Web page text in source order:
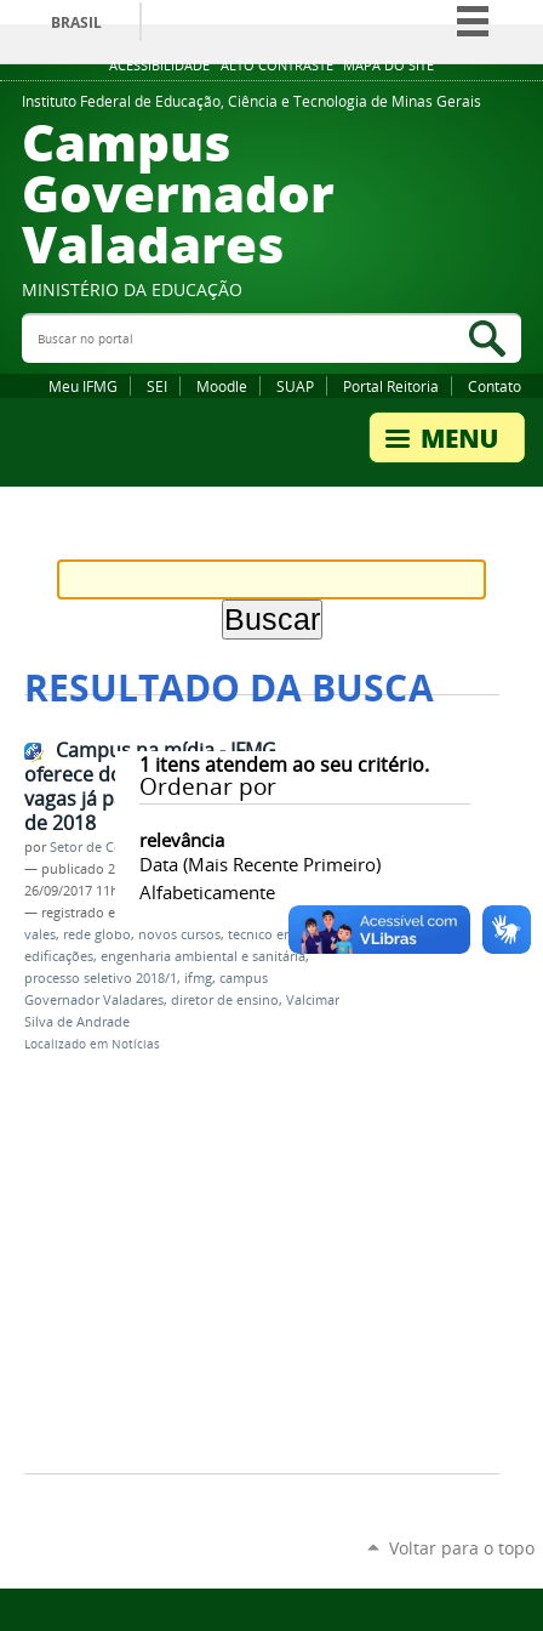
ACESSIBILIDADE ALTO CONTRASTE MAPA DO SITE
BRASIL
Simplifique!
Comunica BR
Instituto Federal de Educação, Ciência e Tecnologia de Minas Gerais
Campus
Governador
Valadares
MINISTÉRIO DA EDUCAÇÃO
Buscar no portal
Meu IFMG SEI Moodle SUAP Portal Reitoria Contato
RESULTADO DA BUSCA
1 itens atendem ao seu critério.
Ordenar por
relevância
Data (mais Recente Primeiro)
Alfabeticamente
Campus na mídia - IFMG
oferece dois novos cursos com
vagas já para o primeiro semestre
de 2018
porSetor de Comunicação
— publicado 26/09/2017 —última modificação
26/09/2017 11h29
— registrado em:
intertv dos
vales, rede globo, novos cursos, técnico em
edificações, engenharia ambiental e sanitária,
processo seletivo 2018/1, ifmg, campus
Governador Valadares, diretor de ensino, Valcimar
Silva de Andrade
Localizado em Notícias
Voltar para o topo